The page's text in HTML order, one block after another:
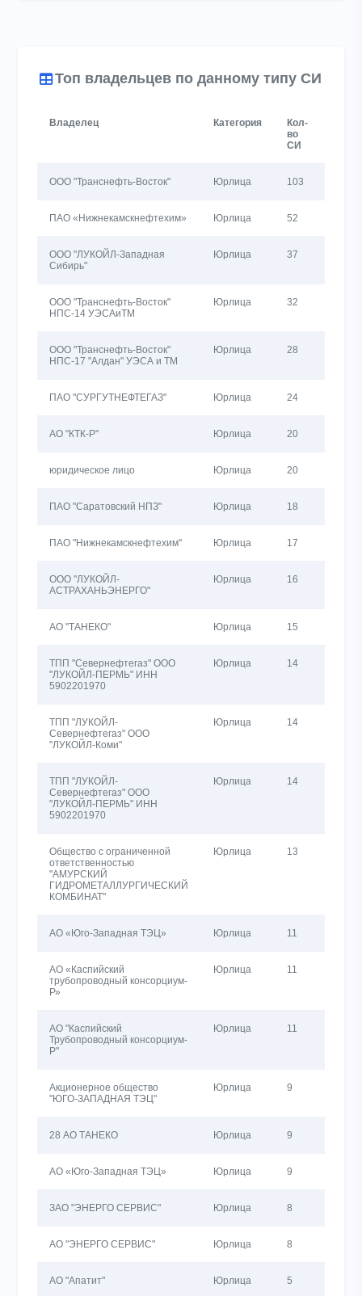
Топ владельцев по данному типу СИ
Владелец Категория
Кол-
во
СИ
ООО "Транснефть-Восток" Юрлица 103
ПАО «Нижнекамскнефтехим» Юрлица 52
ООО "ЛУКОЙЛ-Западная
Сибирь"
Юрлица 37
ООО "Транснефть-Восток"
НПС-14 УЭСАиТМ
Юрлица 32
ООО "Транснефть-Восток"
НПС-17 "Алдан" УЭСА и ТМ
Юрлица 28
ПАО "СУРГУТНЕФТЕГАЗ" Юрлица 24
АО "КТК-Р" Юрлица 20
юридическое лицо Юрлица 20
ПАО "Саратовский НПЗ" Юрлица 18
ПАО "Нижнекамскнефтехим" Юрлица 17
ООО "ЛУКОЙЛ-
АСТРАХАНЬЭНЕРГО"
Юрлица 16
АО "ТАНЕКО" Юрлица 15
ТПП "Севернефтегаз" ООО
"ЛУКОЙЛ-ПЕРМЬ" ИНН
5902201970
Юрлица 14
ТПП "ЛУКОЙЛ-
Севернефтегаз" ООО
"ЛУКОЙЛ-Коми"
Юрлица 14
ТПП "ЛУКОЙЛ-
Севернефтегаз" ООО
"ЛУКОЙЛ-ПЕРМЬ" ИНН
5902201970
Юрлица 14
Общество с ограниченной
ответственностью
"АМУРСКИЙ
ГИДРОМЕТАЛЛУРГИЧЕСКИЙ
КОМБИНАТ"
Юрлица 13
АО «Юго-Западная ТЭЦ» Юрлица 11
АО «Каспийский
трубопроводный консорциум-
Р»
Юрлица 11
АО "Каспийский
Трубопроводный консорциум-
Р"
Юрлица 11
Акционерное общество
"ЮГО-ЗАПАДНАЯ ТЭЦ"
Юрлица 9
28 АО ТАНЕКО Юрлица 9
АО «Юго-Западная ТЭЦ» Юрлица 9
ЗАО "ЭНЕРГО СЕРВИС" Юрлица 8
АО "ЭНЕРГО СЕРВИС" Юрлица 8
АО "Апатит" Юрлица 5